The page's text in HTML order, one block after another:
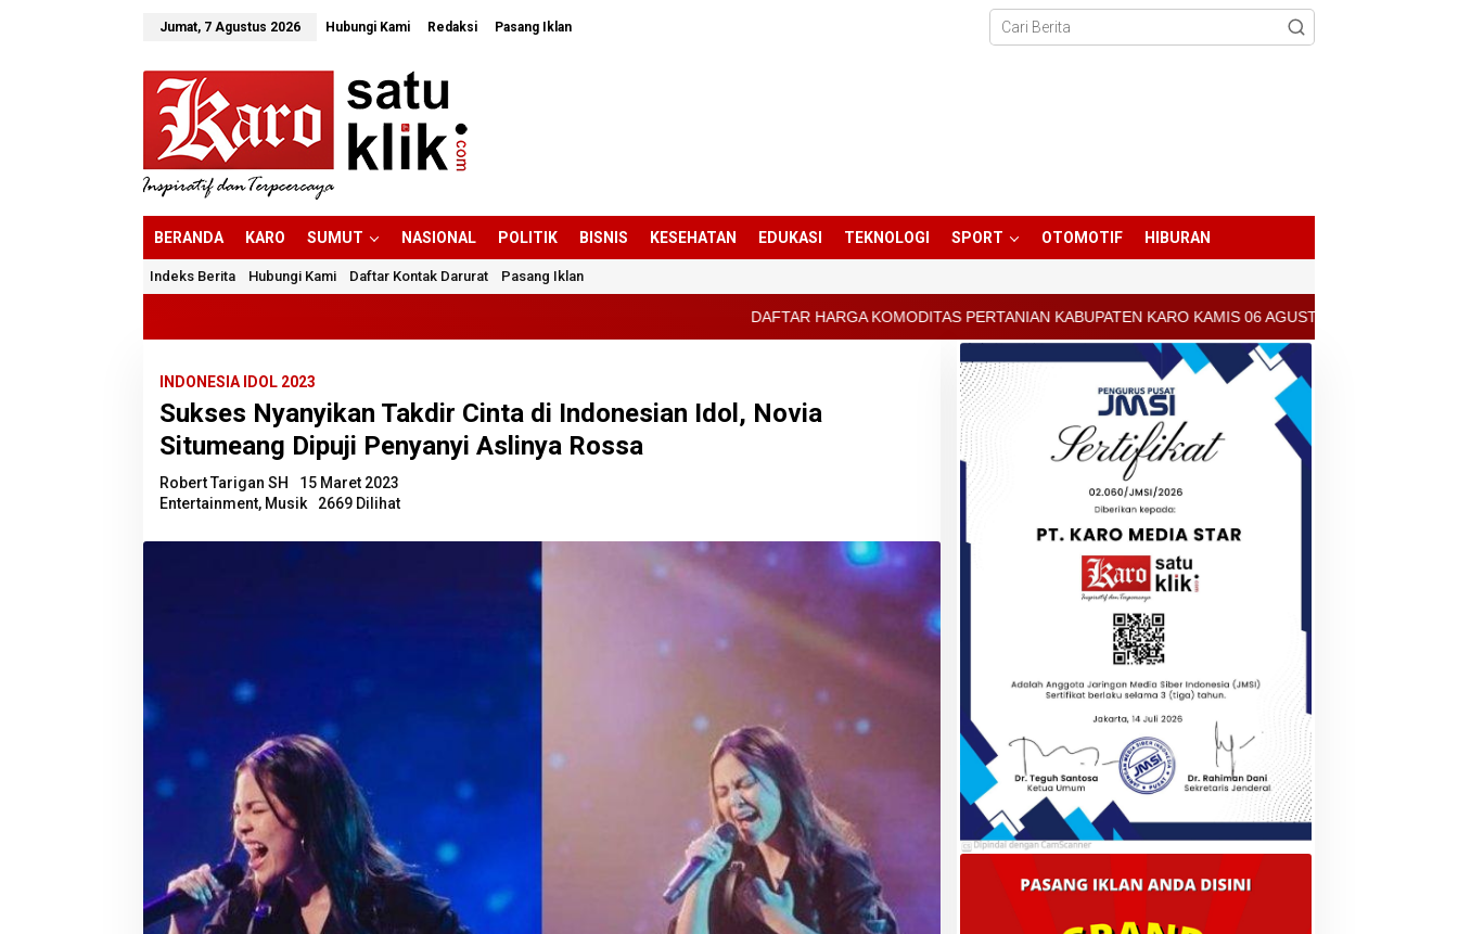
Jumat, 7 Agustus 2026 Hubungi Kami Redaksi Pasang Iklan
BERANDA KARO SUMUT NASIONAL POLITIK BISNIS KESEHATAN EDUKASI TEKNOLOGI SPORT OTOMOTIF HIBURAN
Indeks Berita Hubungi Kami Daftar Kontak Darurat Pasang Iklan
DAFTAR HARGA KOMODITAS PERTANIAN KABUPATEN KARO KAMIS 06 AGUSTUS 2026 - ARCIS
INDONESIA IDOL 2023
Sukses Nyanyikan Takdir Cinta di Indonesian Idol, Novia
Situmeang Dipuji Penyanyi Aslinya Rossa
Robert Tarigan SH
15 Maret 2023
Entertainment, Musik 2669 Dilihat